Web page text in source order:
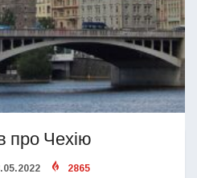
про Чехію
2865